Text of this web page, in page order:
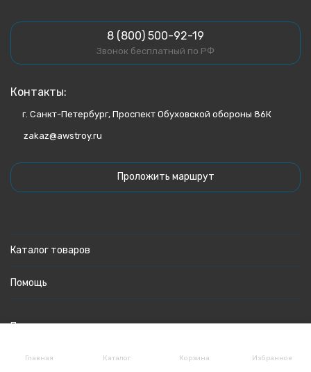
Главная Каталог Корзина Избранное
8 (800) 500-92-19
Звонок бесплатный по РФ
Контакты:
г. Санкт-Петербург, Проспект Обуховской обороны 86К
zakaz@awstroy.ru
Проложить маршрут
Каталог товаров
Помощь
Политика персональных данных